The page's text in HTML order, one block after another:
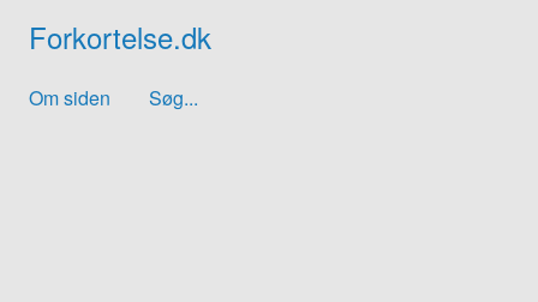
Forkortelse.dk
Om siden Søg...